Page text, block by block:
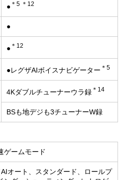
● ＊5 ＊12
●
● ＊12
●レグザAIボイスナビゲーター ＊5
4Kダブルチューナーウラ録 ＊14
BSも地デジも3チューナーW録
ゲームモード
オート、スタンダード、ロールプ